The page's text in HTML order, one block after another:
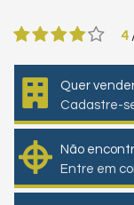
4
Quer
Cadastre-
Não
Entre em